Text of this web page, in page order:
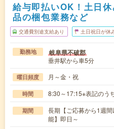
給与即払いOK！土日
品の梱包業務など
交通費別途支給あり 土日祝日が休
勤務地 岐阜県不破郡
垂井駅から車5分
曜日頻度 月～金・祝
時間 8:30～17:15※表記のう
期間
長期【ご応募から1週
能】即日～